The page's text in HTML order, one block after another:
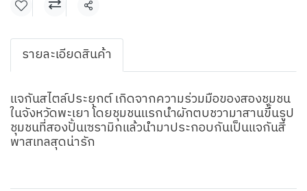
แชร์
รายละเอียดสินค้า
แจกันสไตล์ประยุกต์ เกิดจากความร่วมมือของสองชุมชน
ในจังหวัดพะเยา โดยชุมชนแรกนำผักตบชวามาสานขึ้นรูป
ชุมชนที่สองปั้นเซรามิกแล้วนำมาประกอบกันเป็นแจกันสี
พาสเทลสุดน่ารัก